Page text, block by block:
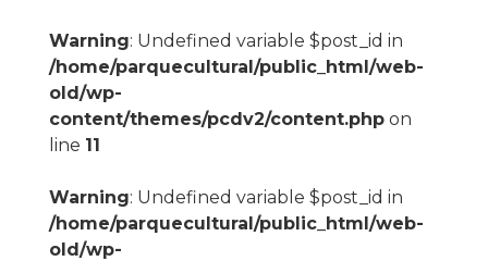
Warning: Undefined variable $post_id in
/home/parquecultural/public_html/web-
old/wp-
content/themes/pcdv2/content.phpon
line 11
Warning: Undefined variable $post_id in
/home/parquecultural/public_html/web-
old/wp-